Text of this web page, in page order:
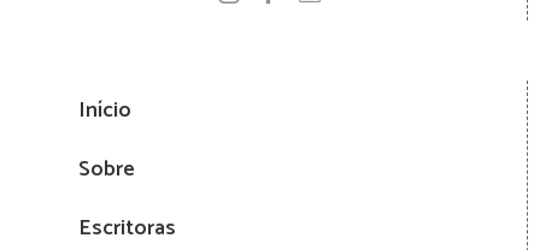
Início
Sobre
Escritoras